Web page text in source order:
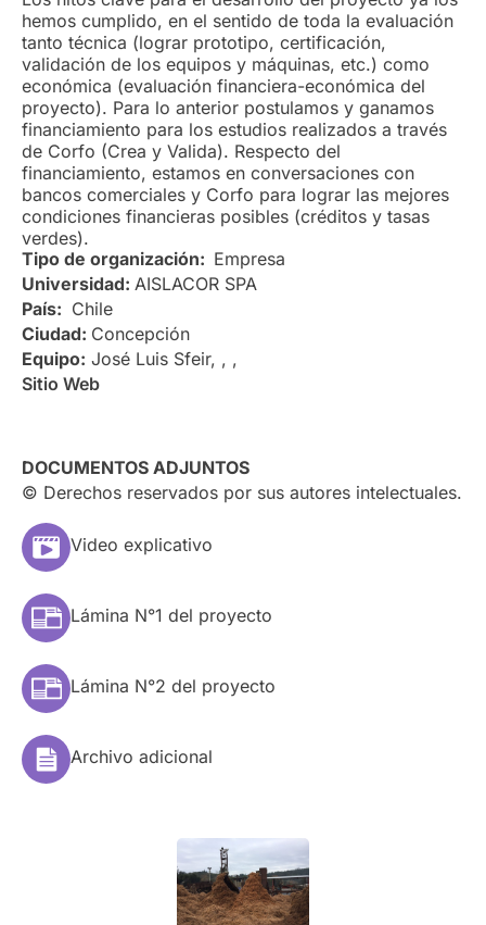
Tipo de organización: Empresa
Universidad: AISLACOR SPA
País: Chile
Ciudad: Concepción
Equipo: José Luis Sfeir, , ,
Sitio Web
DOCUMENTOS ADJUNTOS
© Derechos reservados por sus autores intelectuales.
Video explicativo
Lámina N°1 del proyecto
Lámina N°2 del proyecto
Archivo adicional
hemos cumplido, en el sentido de toda la evaluación
tanto técnica (lograr prototipo, certificación,
validación de los equipos y máquinas, etc.) como
económica (evaluación financiera-económica del
proyecto). Para lo anterior postulamos y ganamos
financiamiento para los estudios realizados a través
de Corfo (Crea y Valida). Respecto del
financiamiento, estamos en conversaciones con
bancos comerciales y Corfo para lograr las mejores
condiciones financieras posibles (créditos y tasas
verdes).